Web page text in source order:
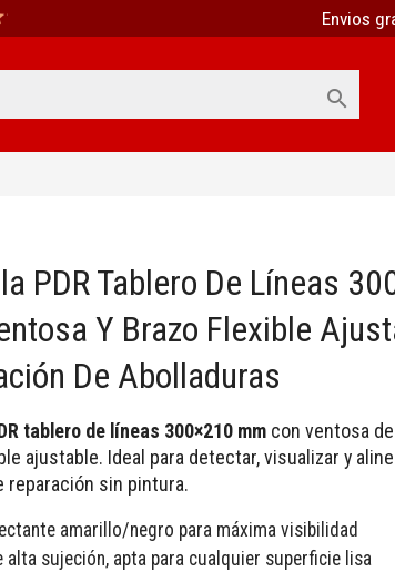
Envios

PDR Tablero De Líneas
Y Brazo Flexible
De Abolladuras
tablero de líneas 300×210 mm con ventosa
ajustable. Ideal para detectar, visualizar y
reparación sin pintura.
amarillo/negro para máxima visibilidad
alta sujeción, apta para cualquier superficie lisa